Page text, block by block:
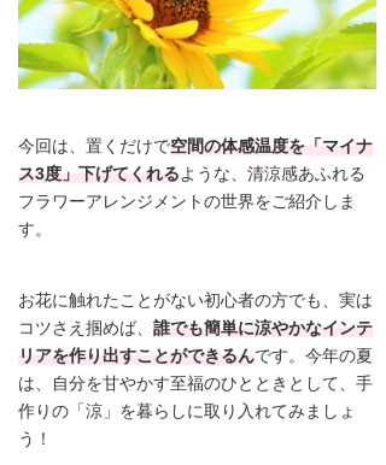
今回は、置くだけで空間の体感温度を「マイナ
ス3度」下げてくれるような、清涼感あふれる
フラワーアレンジメントの世界をご紹介しま
す。
お花に触れたことがない初心者の方でも、実は
コツさえ掴めば、誰でも簡単に涼やかなインテ
リアを作り出すことができるんです。今年の夏
は、自分を甘やかす至福のひとときとして、手
作りの「涼」を暮らしに取り入れてみましょ
う！